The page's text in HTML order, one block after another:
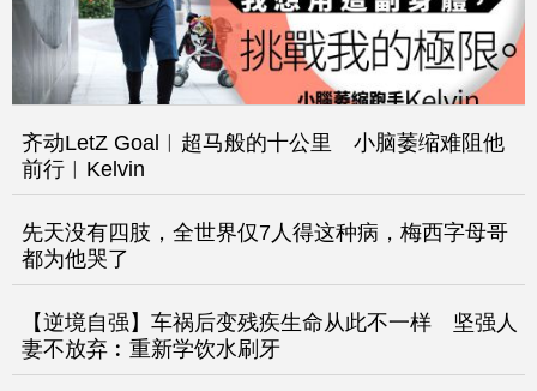
齐动LetZ Goal︱超马般的十公里 小脑萎缩难阻他
前行︱Kelvin
先天没有四肢，全世界仅7人得这种病，梅西字母哥
都为他哭了
【逆境自强】车祸后变残疾生命从此不一样 坚强人
妻不放弃︰重新学饮水刷牙